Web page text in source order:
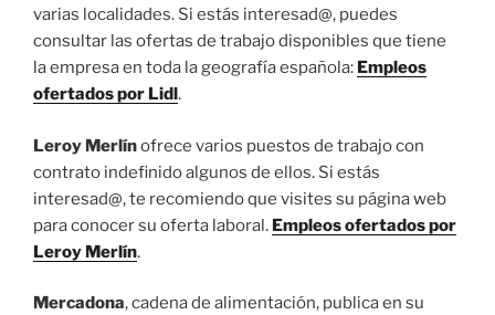
varias localidades. Si estás interesad@, puedes
consultar las ofertas de trabajo disponibles que tiene
la empresa en toda la geografía española: Empleos
ofertados por Lidl.
Leroy Merlínofrece varios puestos de trabajo con
contrato indefinido algunos de ellos. Si estás
interesad@, te recomiendo que visites su página web
para conocer su oferta laboral. Empleos ofertados por
Leroy Merlín.
Mercadona, cadena de alimentación, publica en su